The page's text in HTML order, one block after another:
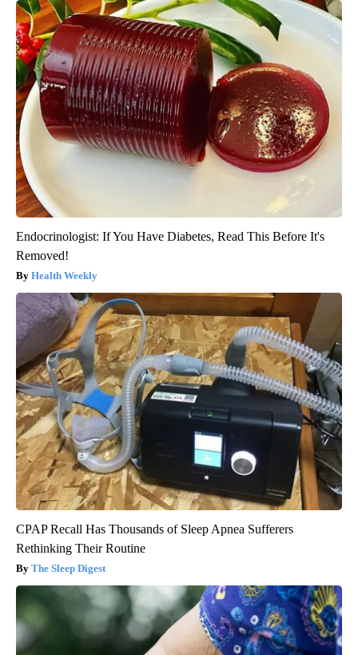
Endocrinologist: If You Have Diabetes, Read This Before It's
Removed!
Health Weekly
CPAP Recall Has Thousands of Sleep Apnea Sufferers
Rethinking Their Routine
The Sleep Digest